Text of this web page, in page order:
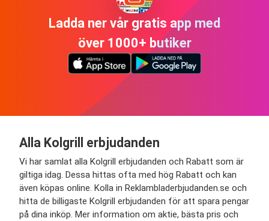
Ladda ner vår gratis app med
över 1000+ butiker
Alla Kolgrill erbjudanden
Vi har samlat alla Kolgrill erbjudanden och Rabatt som är
giltiga idag. Dessa hittas ofta med hög Rabatt och kan
även köpas online. Kolla in Reklambladerbjudanden.se och
hitta de billigaste Kolgrill erbjudanden för att spara pengar
på dina inköp. Mer information om aktie, bästa pris och